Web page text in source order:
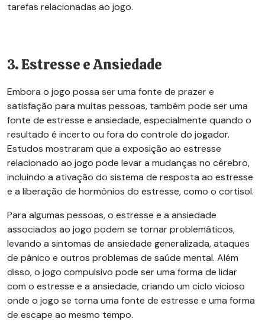
tarefas relacionadas ao jogo.
3. Estresse e Ansiedade
Embora o jogo possa ser uma fonte de prazer e
satisfação para muitas pessoas, também pode ser uma
fonte de estresse e ansiedade, especialmente quando o
resultado é incerto ou fora do controle do jogador.
Estudos mostraram que a exposição ao estresse
relacionado ao jogo pode levar a mudanças no cérebro,
incluindo a ativação do sistema de resposta ao estresse
e a liberação de hormônios do estresse, como o cortisol.
Para algumas pessoas, o estresse e a ansiedade
associados ao jogo podem se tornar problemáticos,
levando a sintomas de ansiedade generalizada, ataques
de pânico e outros problemas de saúde mental. Além
disso, o jogo compulsivo pode ser uma forma de lidar
com o estresse e a ansiedade, criando um ciclo vicioso
onde o jogo se torna uma fonte de estresse e uma forma
de escape ao mesmo tempo.